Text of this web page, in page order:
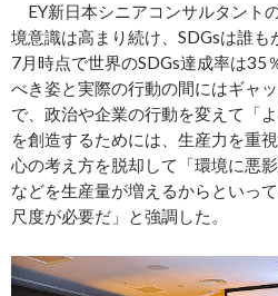
EY新日本シニアコンサルタント
境意識は高まり続け、SDGsは誰
7月時点で世界のSDGs達成率は35
べき姿と実際の行動の間にはギャ
で、政治や企業の行動を変えて「
を創造するためには、生産力を重
心の考え方を脱却して「環境に悪
などを生産量が増えるからといっ
尺度が必要だ」と強調した。